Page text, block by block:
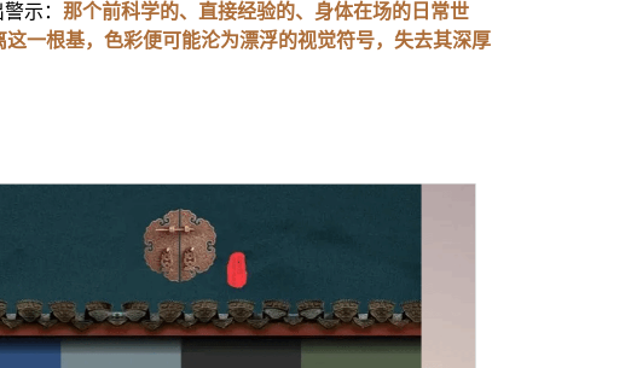
示： 那个前科学的、直接经验的、身体在场的日常世
一根基，色彩便可能沦为漂浮的视觉符号，失去其深厚